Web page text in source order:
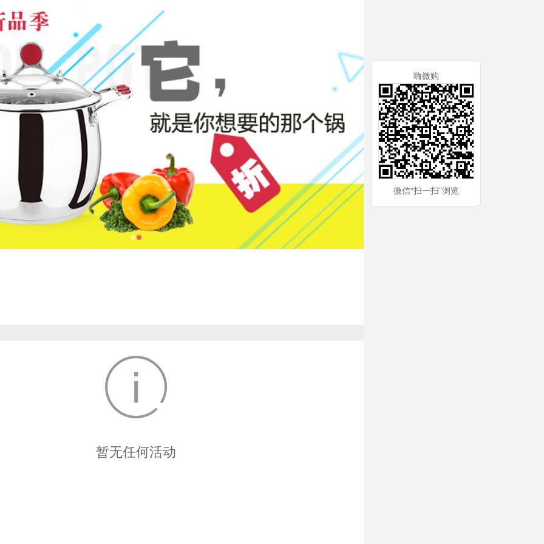
暂无任何活动
嗨微购
微信“扫一扫”浏览